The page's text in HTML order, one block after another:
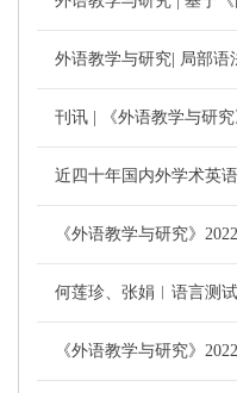
刊讯 | 《外语教学与研
近四十年国内外学术英
《外语教学与研究》
《外语教学与研究》